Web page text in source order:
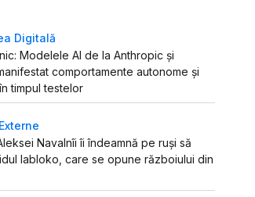
Digitală
Modelele AI de la Anthropic și
comportamente autonome și
timpul testelor
Navalnîi îi îndeamnă pe ruși să
Iabloko, care se opune războiului din